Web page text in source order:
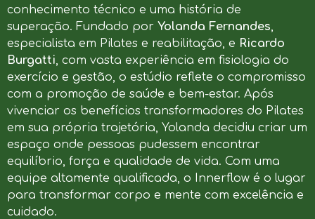
conhecimento técnico e uma história de
superação. Fundado por Yolanda Fernandes,
especialista em Pilates e reabilitação, e Ricardo
Burgatti, com vasta experiência em fisiologia do
exercício e gestão, o estúdio reflete o compromisso
com a promoção de saúde e bem-estar. Após
vivenciar os benefícios transformadores do Pilates
em sua própria trajetória, Yolanda decidiu criar um
espaço onde pessoas pudessem encontrar
equilíbrio, força e qualidade de vida. Com uma
equipe altamente qualificada, o Innerflow é o lugar
para transformar corpo e mente com excelência e
cuidado.